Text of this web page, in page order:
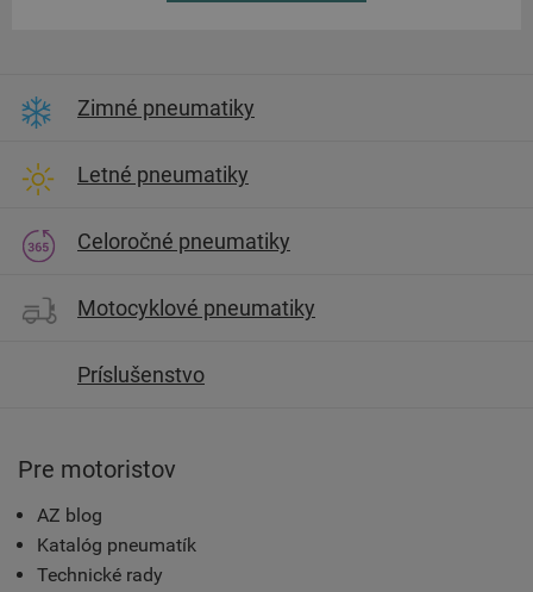
Zimné pneumatiky
Letné pneumatiky
Celoročné pneumatiky
Motocyklové pneumatiky
Príslušenstvo
Pre motoristov
AZ blog
Katalóg pneumatík
Technické rady